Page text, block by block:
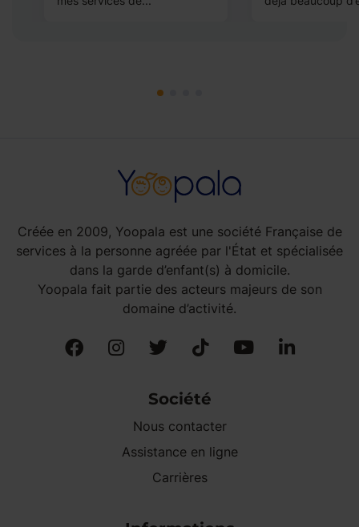
Créée en 2009, Yoopala est une société Française de
services à la personne agréée par l'État et spécialisée
dans la garde d’enfant(s) à domicile.
Yoopala fait partie des acteurs majeurs de son
domaine d’activité.
Société
Nous contacter
Assistance en ligne
Carrières